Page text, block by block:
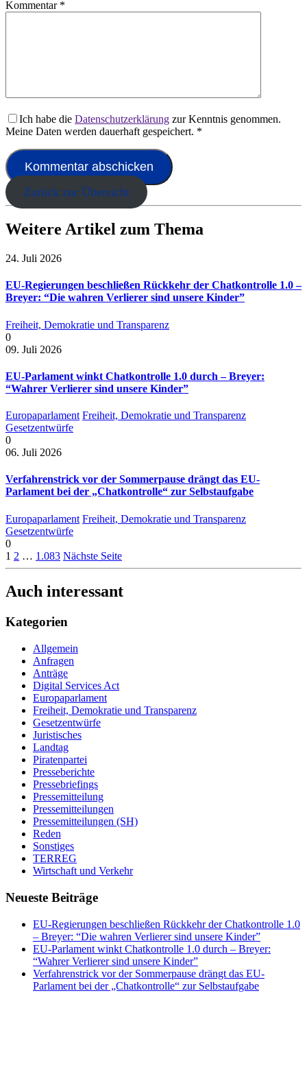
Kommentar *
Ich habe die Datenschutzerklärung zur Kenntnis genommen.
Meine Daten werden dauerhaft gespeichert. *
Zurück zur Übersicht
Weitere Artikel zum Thema
24. Juli 2026
EU-Regierungen beschließen Rückkehr der Chatkontrolle 1.0 –
Breyer: “Die wahren Verlierer sind unsere Kinder”
Freiheit, Demokratie und Transparenz
0
09. Juli 2026
EU-Parlament winkt Chatkontrolle 1.0 durch – Breyer:
“Wahrer Verlierer sind unsere Kinder”
Europaparlament Freiheit, Demokratie und Transparenz
Gesetzentwürfe
0
06. Juli 2026
Verfahrenstrick vor der Sommerpause drängt das EU-
Parlament bei der „Chatkontrolle“ zur Selbstaufgabe
Europaparlament Freiheit, Demokratie und Transparenz
Gesetzentwürfe
0
1 2 … 1.083 Nächste Seite
Auch interessant
Kategorien
Allgemein
Anfragen
Anträge
Digital Services Act
Europaparlament
Freiheit, Demokratie und Transparenz
Gesetzentwürfe
Juristisches
Landtag
Piratenpartei
Presseberichte
Pressebriefings
Pressemitteilung
Pressemitteilungen
Pressemitteilungen (SH)
Reden
Sonstiges
TERREG
Wirtschaft und Verkehr
Neueste Beiträge
EU-Regierungen beschließen Rückkehr der Chatkontrolle 1.0
– Breyer: “Die wahren Verlierer sind unsere Kinder”
EU-Parlament winkt Chatkontrolle 1.0 durch – Breyer:
“Wahrer Verlierer sind unsere Kinder”
Verfahrenstrick vor der Sommerpause drängt das EU-
Parlament bei der „Chatkontrolle“ zur Selbstaufgabe